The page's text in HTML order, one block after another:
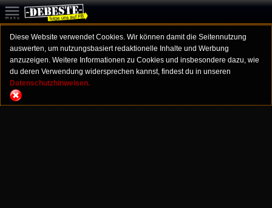
Diese Website verwendet Cookies. Wir können damit die Seitennutzung
auswerten, um nutzungsbasiert redaktionelle Inhalte und Werbung
anzuzeigen. Weitere Informationen zu Cookies und insbesondere dazu, wie
du deren Verwendung widersprechen kannst, findest du in unseren
Datenschutzhinweisen.